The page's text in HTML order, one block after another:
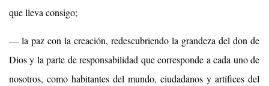
que lleva consigo;
— la paz con la creación, redescubriendo la grandeza del don de
Dios y la parte de responsabilidad que corresponde a cada uno de
nosotros, como habitantes del mundo, ciudadanos y artífices del